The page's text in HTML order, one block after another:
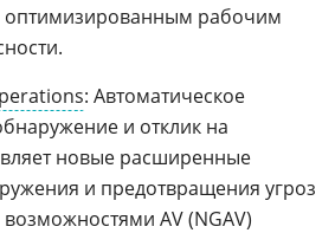
оптимизированным рабочим
: Автоматическое
и отклик на
новые расширенные
и предотвращения угроз
AV (NGAV)